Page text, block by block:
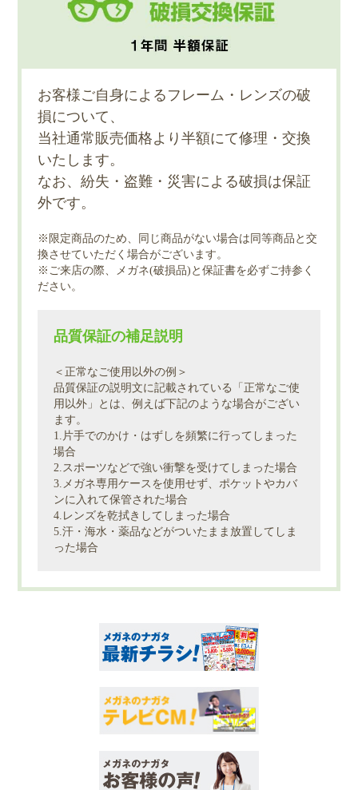
お客様ご自身によるフレーム・レンズの破
損について、
当社通常販売価格より半額にて修理・交換
いたします。
なお、紛失・盗難・災害による破損は保証
外です。
※限定商品のため、同じ商品がない場合は同等商品と交
換させていただく場合がございます。
※ご来店の際、メガネ(破損品)と保証書を必ずご持参く
ださい。
品質保証の補足説明
＜正常なご使用以外の例＞
品質保証の説明文に記載されている「正常なご使
用以外」とは、例えば下記のような場合がござい
ます。
1.片手でのかけ・はずしを頻繁に行ってしまった
場合
2.スポーツなどで強い衝撃を受けてしまった場合
3.メガネ専用ケースを使用せず、ポケットやカバ
ンに入れて保管された場合
4.レンズを乾拭きしてしまった場合
5.汗・海水・薬品などがついたまま放置してしま
った場合